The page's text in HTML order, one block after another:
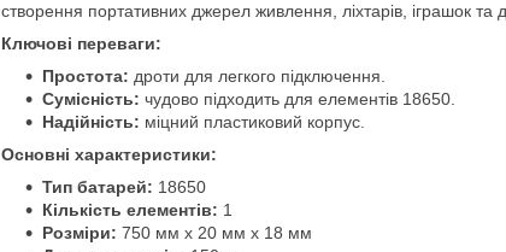
створення портативних джерел живлення, ліхтарів, іграшок та
Ключові переваги:
Простота: дроти для легкого підключення.
Сумісність: чудово підходить для елементів 18650.
Надійність: міцний пластиковий корпус.
Основні характеристики:
Тип батарей: 18650
Кількість елементів: 1
Розміри: 750 мм х 20 мм х 18 мм